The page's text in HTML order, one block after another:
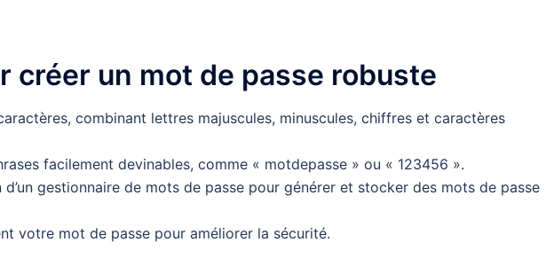
créer un mot de passe robuste
combinant lettres majuscules, minuscules, chiffres et caractères
facilement devinables, comme « motdepasse » ou « 123456 ».
d’un gestionnaire de mots de passe pour générer et stocker des mots de passe
votre mot de passe pour améliorer la sécurité.